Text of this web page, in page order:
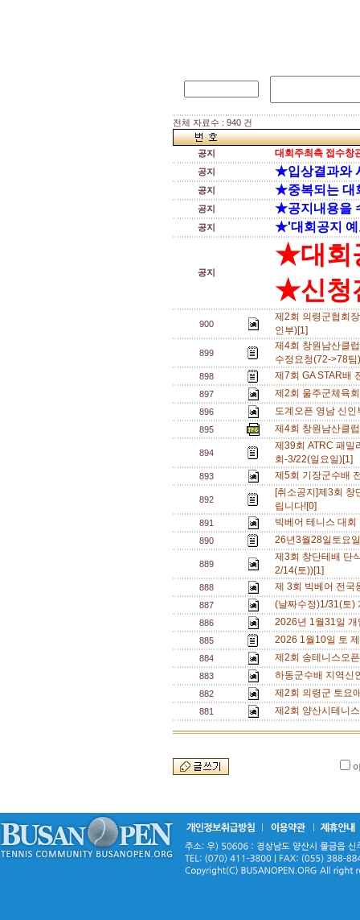
전체 자료수 : 940 건
공지 대회주최측 접수창
공지 ★입상결과와
공지 ★중복되는 대
공지 ★공지내용을
공지 ★'대회공지 예
공지
★대회
★신청
900
제2회 의령군협회
인부)[1]
899
제4회 창원남산클
수정요청(72->78
898 제7회 GA STAR배
897 제2회 울주군체육
896 도계오픈 영남 신
895 제4회 창원남산클
894
제39회 ATRC 패밀
회-3/22(일요일)[1]
893 제5회 기장군수배
892
[취소공지]제3회 창
립니다![0]
891 빅베어 테니스 대
890 26년3월28일토요
889
제3회 창단테배 단
2/14(토))[1]
888 제 3회 빅베어 전
887 (날짜수정)1/31(토)
886 2026년 1월31일
885 2026 1월10일 토
884 제2회 송테니스오
883 하동군수배 지역
882 제2회 의령군 토요
881 제2회 양산시테니